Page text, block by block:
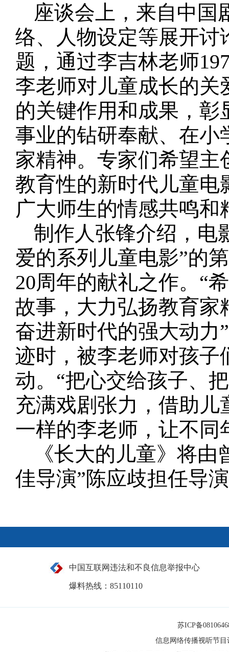
座谈会上，来自中国
络、人物设定等展开讨
题，通过李吉林老师
李老师对儿童成长的关
的关键作用和成果，
事业的钻研奉献、在小
家精神。专家们希望
教育性的新时代儿童电
广大师生的情感共鸣和
制作人张锋介绍，
爱的系列儿童电影”的
20周年的献礼之作。“
故事，大力弘扬教育家
奋进新时代的强大动力
迹时，被李老师对孩子
动。“把心交给孩子、
充满戏剧张力，借助
一样的李老师，让不同
《长大的儿童》将
佳导演”陈应歧担任导
中国互联网违法和不良信息举报中心
爆料热线：85110110
苏ICP备
信息网络传播视听节目